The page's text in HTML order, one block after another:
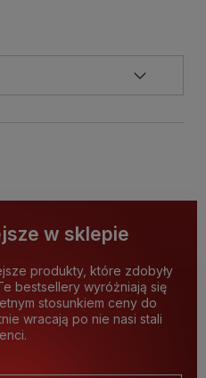
w sklepie
produkty, które zdobyły
bestsellery wyróżniają się
stosunkiem ceny do
wracają po nie nasi stali